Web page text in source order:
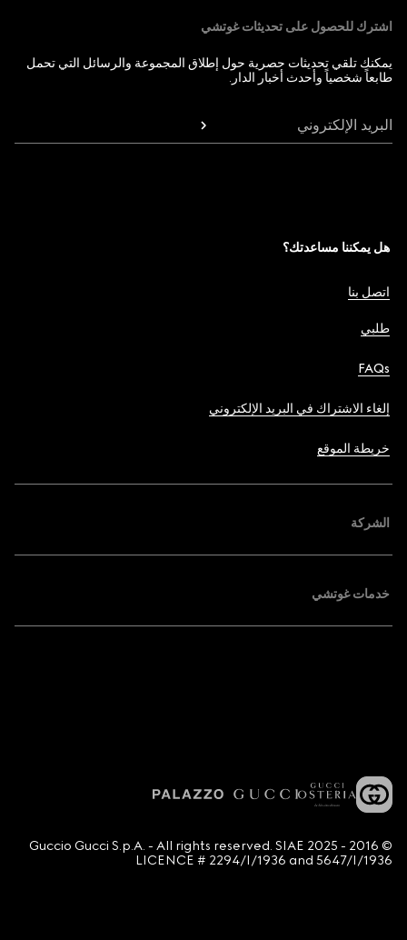
اشترك للحصول على تحديثات غوتشي
يمكنك تلقي تحديثات حصرية حول إطلاق المجموعة والرسائل التي تحمل
طابعاً شخصياً وأحدث أخبار الدار.
البريد الإلكتروني
هل يمكننا مساعدتك؟
اتصل بنا
طلبي
FAQs
إلغاء الاشتراك في البريد الإلكتروني
خريطة الموقع
الشركة
خدمات غوتشي
© 2016 - 2025 Guccio Gucci S.p.A. - All rights reserved. SIAE
LICENCE # 2294/I/1936 and 5647/I/1936